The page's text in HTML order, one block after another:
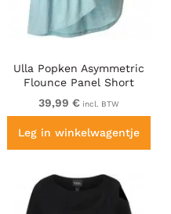
Ulla Popken Asymmetric
Flounce Panel Short
Sleeve Tee Light Moss
Green
39,99 € incl. BTW
Leg in winkelwagentje